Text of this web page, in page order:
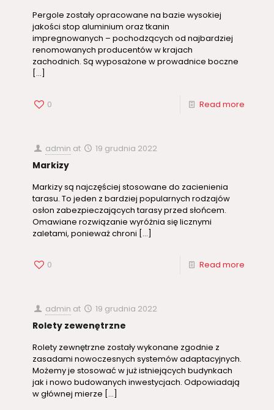
Pergole zostały opracowane na bazie wysokiej
jakości stop aluminium oraz tkanin
impregnowanych – pochodzących od najbardziej
renomowanych producentów w krajach
zachodnich. Są wyposażone w prowadnice boczne
[…]
0 Read more
admin at 19 grudnia 2022
Markizy
Markizy są najczęściej stosowane do zacienienia
tarasu. To jeden z bardziej popularnych rodzajów
osłon zabezpieczających tarasy przed słońcem.
Omawiane rozwiązanie wyróżnia się licznymi
zaletami, ponieważ chroni […]
0 Read more
admin at 19 grudnia 2022
Rolety zewenętrzne
Rolety zewnętrzne zostały wykonane zgodnie z
zasadami nowoczesnych systemów adaptacyjnych.
Możemy je stosować w już istniejących budynkach
jak i nowo budowanych inwestycjach. Odpowiadają
w głównej mierze […]